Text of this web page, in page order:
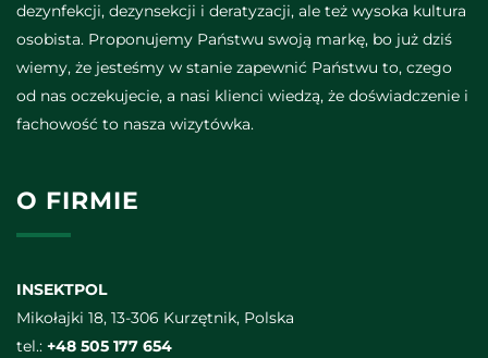
dezynfekcji, dezynsekcji i deratyzacji, ale też wysoka kultura
osobista. Proponujemy Państwu swoją markę, bo już dziś
wiemy, że jesteśmy w stanie zapewnić Państwu to, czego
od nas oczekujecie, a nasi klienci wiedzą, że doświadczenie i
fachowość to nasza wizytówka.
O FIRMIE
INSEKTPOL
Mikołajki 18, 13-306 Kurzętnik, Polska
tel.: +48 505 177 654